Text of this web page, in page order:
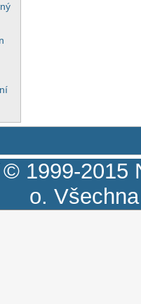
© 1999-2015
o.